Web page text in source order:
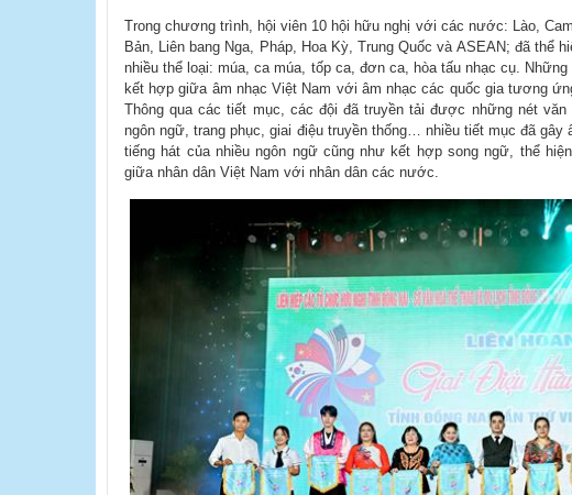
Trong chương trình, hội viên 10 hội hữu nghị với các nước: Lào,
Bản, Liên bang Nga, Pháp, Hoa Kỳ, Trung Quốc và ASEAN; đã thể
nhiều thể loại: múa, ca múa, tốp ca, đơn ca, hòa tấu nhạc cụ.
kết hợp giữa âm nhạc Việt Nam với âm nhạc các quốc gia tương
Thông qua các tiết mục, các đội đã truyền tải được những nét
ngôn ngữ, trang phục, giai điệu truyền thống… nhiều tiết mục đã
tiếng hát của nhiều ngôn ngữ cũng như kết hợp song ngữ, thể
giữa nhân dân Việt Nam với nhân dân các nước.